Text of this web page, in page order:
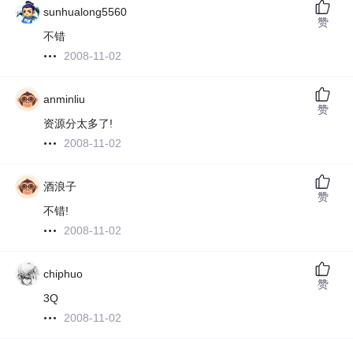
sunhualong5560
不错
2008-11-02
赞
anminliu
资源分太多了!
2008-11-02
赞
酒浪子
不错!
2008-11-02
赞
chiphuo
3Q
2008-11-02
赞